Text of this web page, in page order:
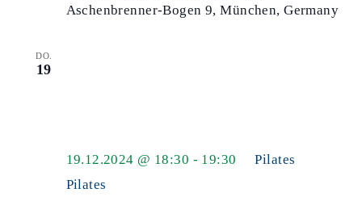
Aschenbrenner-Bogen 9, München, Germany
DO.
19
Pilates
19.12.2024 @ 18:30 - 19:30 Pilates